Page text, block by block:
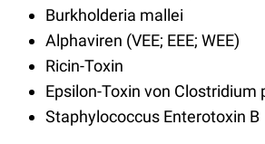
Burkholderia mallei
Alphaviren (VEE; EEE; WEE)
Ricin-Toxin
Epsilon-Toxin von Clostridium
Staphylococcus Enterotoxin B